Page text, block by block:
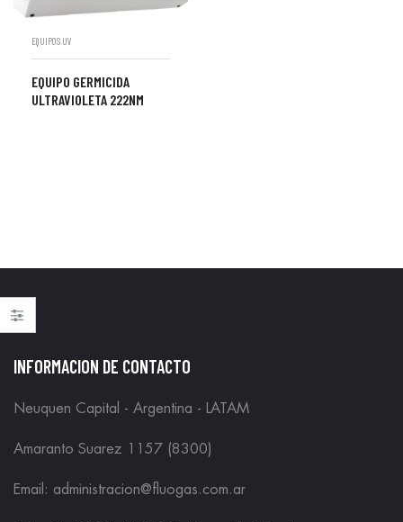
EQUIPOS UV
EQUIPO GERMICIDA
ULTRAVIOLETA 222NM
INFORMACION DE CONTACTO
Neuquen Capital - Argentina - LATAM
Amaranto Suarez 1157 (8300)
Email: administracion@fluogas.com.ar